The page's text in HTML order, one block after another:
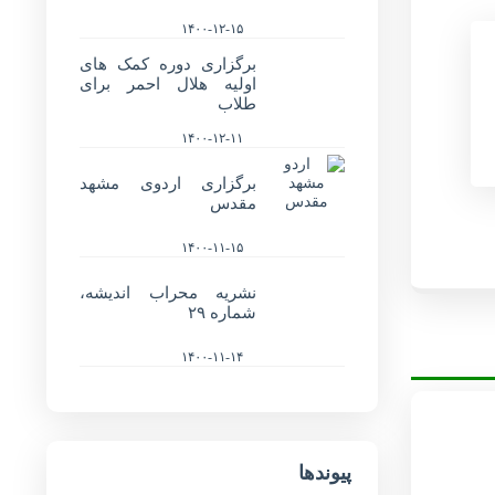
۱۴۰۰-۱۲-۱۵
برگزاری دوره کمک های
اولیه هلال احمر برای
طلاب
۱۴۰۰-۱۲-۱۱
برگزاری اردوی مشهد
مقدس
۱۴۰۰-۱۱-۱۵
نشریه محراب اندیشه،
شماره ۲۹
۱۴۰۰-۱۱-۱۴
پیوندها